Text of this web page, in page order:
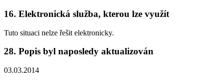
16. Elektronická služba, kterou lze využít
Tuto situaci nelze řešit elektronicky.
28. Popis byl naposledy aktualizován
03.03.2014